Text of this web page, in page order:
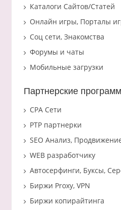
Каталоги Сайтов/Статей
Онлайн игры, Порталы
Соц сети, Знакомства
Форумы и чаты
Мобильные загрузки
Партнерские
CPA Сети
PTP партнерки
SEO Анализ,
WEB разработчику
Автосерфинги, Буксы,
Биржи Proxy, VPN
Биржи копирайтинга